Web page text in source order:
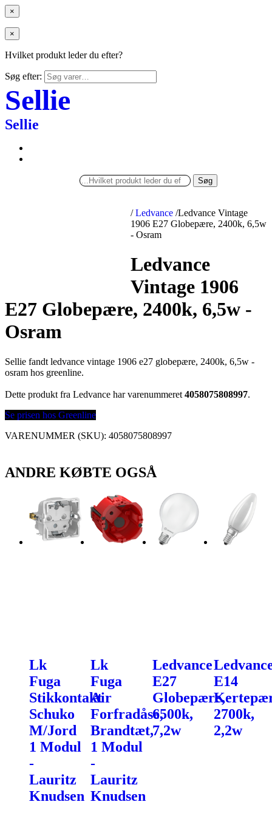
×
×
Hvilket produkt leder du efter?
Søg efter:
Sellie
Sellie
Søg
/ Ledvance /Ledvance Vintage
1906 E27 Globepære, 2400k, 6,5w
- Osram
Ledvance
Vintage 1906
E27 Globepære, 2400k, 6,5w -
Osram
Sellie fandt ledvance vintage 1906 e27 globepære, 2400k, 6,5w -
osram hos greenline.
Dette produkt fra Ledvance har varenummeret 4058075808997.
Se prisen hos Greenline
VARENUMMER (SKU): 4058075808997
ANDRE KØBTE OGSÅ
Lk
Fuga
Stikkontakt
Schuko
M/Jord
1 Modul
-
Lauritz
Knudsen
Lk
Fuga
Air
Forfradåse,
Brandtæt,
1 Modul
-
Lauritz
Knudsen
Ledvance
E27
Globepære,
6500k,
7,2w
E14
2700k,
2,2w